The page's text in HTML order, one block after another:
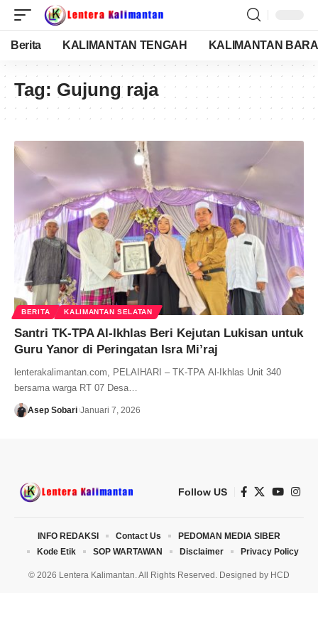
Berita KALIMANTAN TENGAH KALIMANTAN
Tag: Gujung raja
BERITA KALIMANTAN SELATAN
Santri TK-TPA Al-Ikhlas Beri Kejutan Lukisan untuk
Guru Yanor di Peringatan Isra Mi’raj
lenterakalimantan.com, PELAIHARI – TK-TPA Al-Ikhlas Unit 340
bersama warga RT 07 Desa…
Asep Sobari Januari 7, 2026
Follow US
© 2026 Lentera Kalimantan. All Rights Reserved. Designed by HCD
INFO REDAKSI Contact Us
PEDOMAN MEDIA SIBER
Kode Etik
SOP WARTAWAN Disclaimer Privacy Policy